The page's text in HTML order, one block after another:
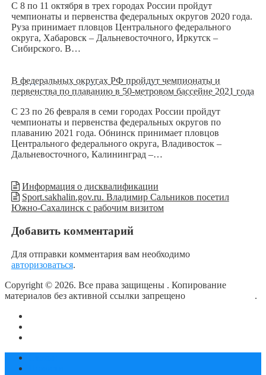
С 8 по 11 октября в трех городах России пройдут
чемпионаты и первенства федеральных округов 2020 года.
Руза принимает пловцов Центрального федерального
округа, Хабаровск – Дальневосточного, Иркутск –
Сибирского. В…
В федеральных округах РФ пройдут чемпионаты и
первенства по плаванию в 50-метровом бассейне 2021 года
С 23 по 26 февраля в семи городах России пройдут
чемпионаты и первенства федеральных округов по
плаванию 2021 года. Обнинск принимает пловцов
Центрального федерального округа, Владивосток –
Дальневосточного, Калининград –…
Информация о дисквалификации
Sport.sakhalin.gov.ru. Владимир Сальников посетил
Южно-Сахалинск с рабочим визитом
Добавить комментарий
Для отправки комментария вам необходимо
авторизоваться.
Copyright © 2026. Все права защищены . Копирование
материалов без активной ссылки запрещено
.